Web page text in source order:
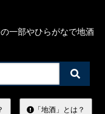
一部やひらがなで地酒
検
索
す
る
「地酒」とは？